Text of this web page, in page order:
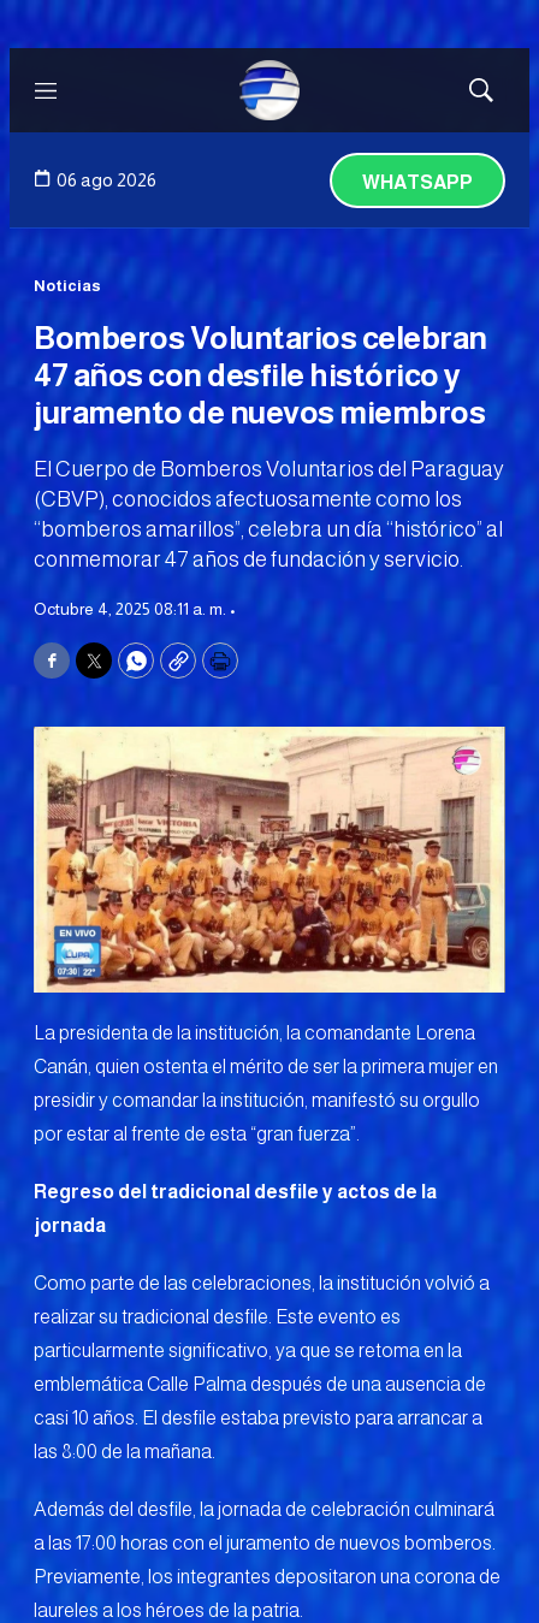
Menú
Mostrar
06 ago 2026 WHATSAPP
Noticias
Bomberos Voluntarios celebran
47 años con desfile histórico y
juramento de nuevos miembros
El Cuerpo de Bomberos Voluntarios del Paraguay
(CBVP), conocidos afectuosamente como los
“bomberos amarillos”, celebra un día “histórico” al
conmemorar 47 años de fundación y servicio.
Octubre 4, 2025 08:11 a. m. •
Facebook
TwitterWhatsApp
CopyPrint
La presidenta de la institución, la comandante Lorena
Canán, quien ostenta el mérito de ser la primera mujer en
presidir y comandar la institución, manifestó su orgullo
por estar al frente de esta “gran fuerza”.
Regreso del tradicional desfile y actos de la
jornada
Como parte de las celebraciones, la institución volvió a
realizar su tradicional desfile. Este evento es
particularmente significativo, ya que se retoma en la
emblemática Calle Palma después de una ausencia de
casi 10 años. El desfile estaba previsto para arrancar a
las 8:00 de la mañana.
Además del desfile, la jornada de celebración culminará
a las 17:00 horas con el juramento de nuevos bomberos.
Previamente, los integrantes depositaron una corona de
laureles a los héroes de la patria.